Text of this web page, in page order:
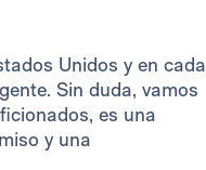
Unidos y en cada
Sin duda, vamos
es una
y una